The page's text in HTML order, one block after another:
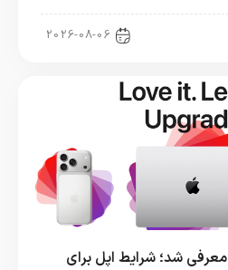
2026-08-06
برنامه Apple Upgrade معرفی شد؛ شرایط اپل برای